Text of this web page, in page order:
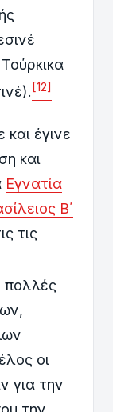
[12]
έγινε
και
Εγνατία
Β΄
τις
πολλές
οι
για την